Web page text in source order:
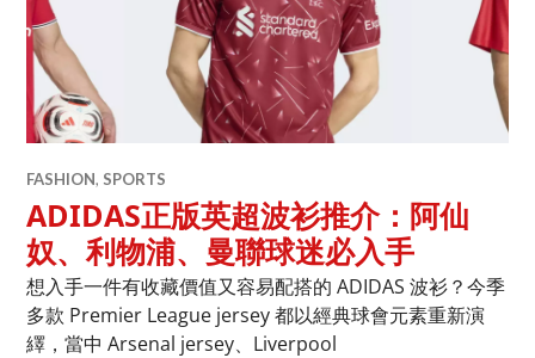
FASHION, SPORTS
ADIDAS正版英超波衫推介：阿仙
奴、利物浦、曼聯球迷必入手
想入手一件有收藏價值又容易配搭的 ADIDAS 波衫？今季
多款 Premier League jersey 都以經典球會元素重新演
繹，當中 Arsenal jersey、Liverpool